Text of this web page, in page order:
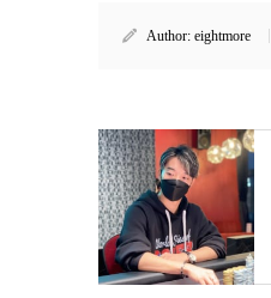
Author: eightmore